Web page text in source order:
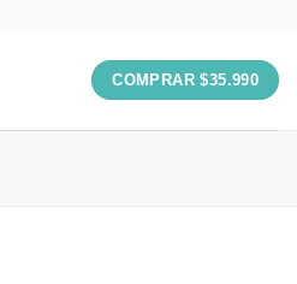
COMPRAR $35.990